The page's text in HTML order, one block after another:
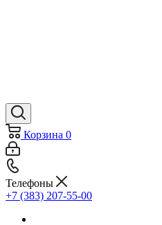
Корзина 0
Телефоны
+7 (383) 207-55-00